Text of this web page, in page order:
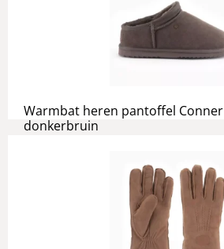
Warmbat heren pantoffel Conner
donkerbruin